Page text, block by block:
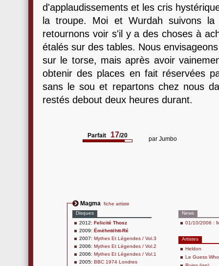
d'applaudissements et les cris
la troupe. Moi et Wurdah suivons
retournons voir s'il y a des choses à
étalés sur des tables. Nous
sur le torse, mais après avoir
obtenir des places en fait réservées
sans le sou et repartons chez nous
restés debout deux heures durant.
Parfait 17/20 par Jumbo
Magma fiche artiste
Disques
2012: Felicité Thosz
2009: Ëmëhntëhtt-Ré
2007: Mythes Et Légendes / Vol.3
2006: Mythes Et Légendes / Vol.2
2006: Mythes Et Légendes / Vol.1
2005: BBC 1974 Londres
News
01/10/2006 :
Artistes
Heldon
Le Guess